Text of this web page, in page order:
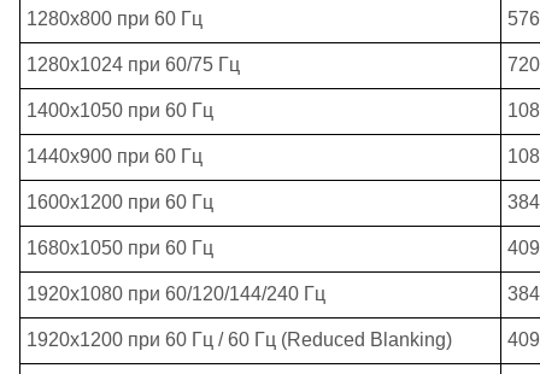
1280x800 при 60 Гц
1280x1024 при 60/75 Гц
1400x1050 при 60 Гц
1440x900 при 60 Гц
1600x1200 при 60 Гц
1680x1050 при 60 Гц
1920x1080 при 60/120/144/240 Гц
1920x1200 при 60 Гц / 60 Гц (Reduced Blanking)